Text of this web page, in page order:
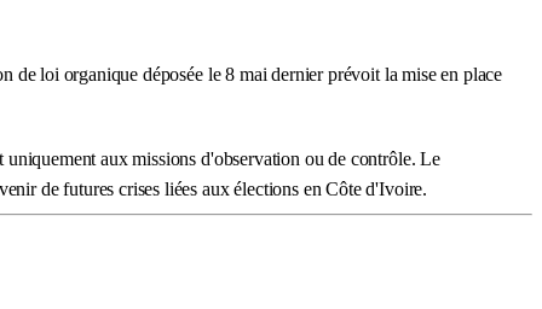
de loi organique déposée le 8 mai dernier prévoit la mise en place
uniquement aux missions d'observation ou de contrôle. Le
de futures crises liées aux élections en Côte d'Ivoire.